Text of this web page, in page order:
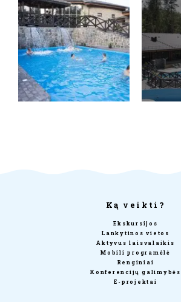
Ką veikti?
Ekskursijos
Lankytinos vietos
Aktyvus laisvalaikis
Mobili programėlė
Renginiai
Konferencijų galimybės
E-projektai